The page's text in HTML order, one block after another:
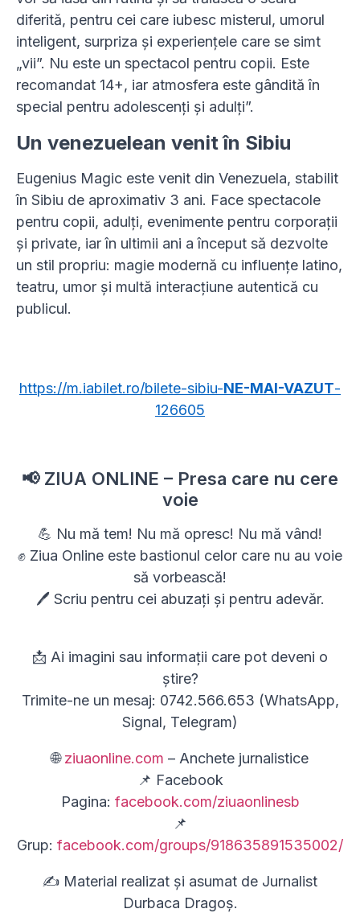
diferită, pentru cei care iubesc misterul, umorul
inteligent, surpriza și experiențele care se simt
„vii”. Nu este un spectacol pentru copii. Este
recomandat 14+, iar atmosfera este gândită în
special pentru adolescenți și adulți”.
Un venezuelean venit în Sibiu
Eugenius Magic este venit din Venezuela, stabilit
în Sibiu de aproximativ 3 ani. Face spectacole
pentru copii, adulți, evenimente pentru corporații
și private, iar în ultimii ani a început să dezvolte
un stil propriu: magie modernă cu influențe latino,
teatru, umor și multă interacțiune autentică cu
publicul.
https://m.iabilet.ro/bilete-sibiu-NE-MAI-VAZUT-
126605
📢 ZIUA ONLINE – Presa care nu cere
voie
💪 Nu mă tem! Nu mă opresc! Nu mă vând!
✊ Ziua Online este bastionul celor care nu au voie
să vorbească!
🖊 Scriu pentru cei abuzați și pentru adevăr.
📩 Ai imagini sau informații care pot deveni o
știre?
Trimite-ne un mesaj: 0742.566.653 (WhatsApp,
Signal, Telegram)
🌐ziuaonline.com – Anchete jurnalistice
📌 Facebook
Pagina: facebook.com/ziuaonlinesb
📌
Grup: facebook.com/groups/918635891535002/
✍ Material realizat și asumat de Jurnalist
Durbaca Dragoș.